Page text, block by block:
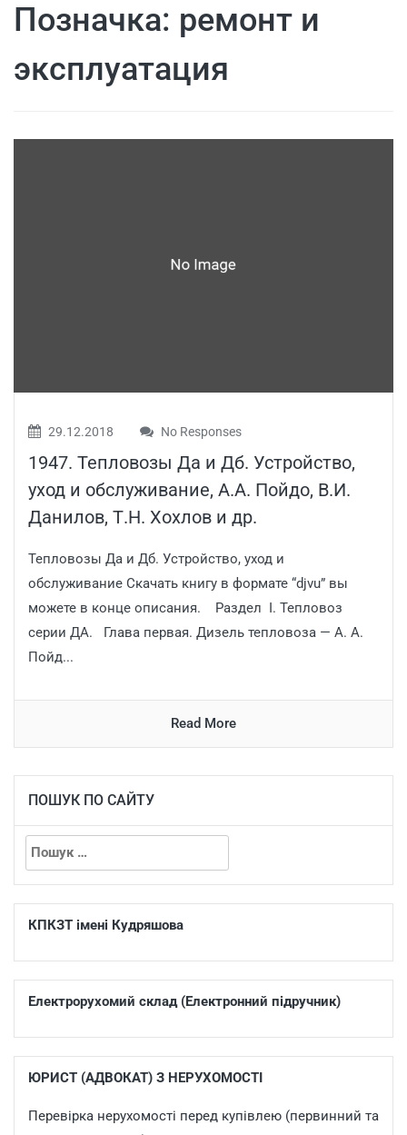
Позначка: ремонт и
эксплуатация
29.12.2018 No Responses
1947. Тепловозы Да и Дб. Устройство,
уход и обслуживание, А.А. Пойдо, В.И.
Данилов, Т.Н. Хохлов и др.
Тепловозы Да и Дб. Устройство, уход и
обслуживание Скачать книгу в формате “djvu” вы
можете в конце описания. Раздел I. Тепловоз
серии ДА. Глава первая. Дизель тепловоза — А. А.
Пойд...
Read More
ПОШУК ПО САЙТУ
КПКЗТ імені Кудряшова
Електрорухомий склад (Електронний підручник)
ЮРИСТ (АДВОКАТ) З НЕРУХОМОСТІ
Перевірка нерухомості перед купівлею (первинний та